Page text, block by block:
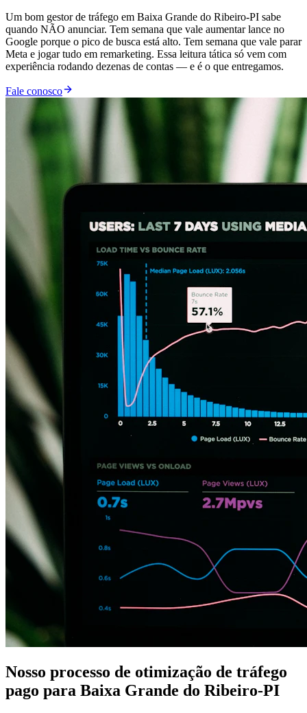
Um bom gestor de tráfego em Baixa Grande do Ribeiro-PI sabe
quando NÃO anunciar. Tem semana que vale aumentar lance no
Google porque o pico de busca está alto. Tem semana que vale parar
Meta e jogar tudo em remarketing. Essa leitura tática só vem com
experiência rodando dezenas de contas — e é o que entregamos.
Fale conosco
Nosso processo de otimização de tráfego
pago para Baixa Grande do Ribeiro-PI